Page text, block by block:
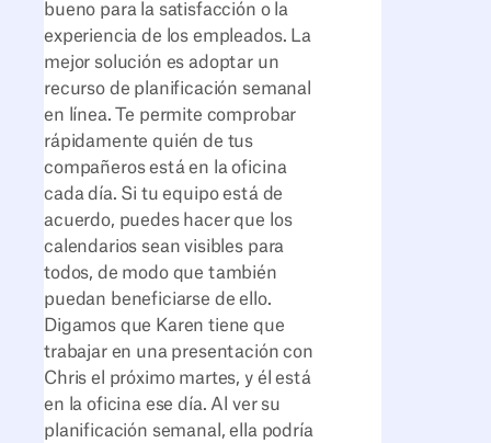
bueno para la satisfacción o la
experiencia de los empleados. La
mejor solución es adoptar un
recurso de planificación semanal
en línea. Te permite comprobar
rápidamente quién de tus
compañeros está en la oficina
cada día. Si tu equipo está de
acuerdo, puedes hacer que los
calendarios sean visibles para
todos, de modo que también
puedan beneficiarse de ello.
Digamos que Karen tiene que
trabajar en una presentación con
Chris el próximo martes, y él está
en la oficina ese día. Al ver su
planificación semanal, ella podría